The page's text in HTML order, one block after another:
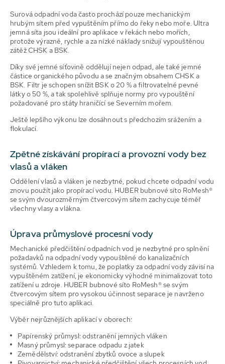
Surová odpadní voda často prochází pouze mechanickým
hrubým sítem před vypuštěním přímo do řeky nebo moře. Ultra
jemná síta jsou ideální pro aplikace v řekách nebo mořích,
protože výrazně, rychle a za nízké náklady snižují vypouštěnou
zátěž CHSK a BSK.
Díky své jemné síťovině oddělují nejen odpad, ale také jemné
částice organického původu a se značným obsahem CHSK a
BSK. Filtr je schopen snížit BSK o 20 % a filtrovatelné pevné
látky o 50 %, a tak spolehlivě splňuje normy pro vypouštění
požadované pro státy hraničící se Severním mořem.
Ještě lepšího výkonu lze dosáhnout s předchozím srážením a
flokulací.
Zpětné získávání propírací a provozní vody bez
vlasů a vláken
Oddělení vlasů a vláken je nezbytné, pokud chcete odpadní vodu
znovu použít jako propírací vodu. HUBER bubnové síto RoMesh®
se svým dvourozměrným čtvercovým sítem zachycuje téměř
všechny vlasy a vlákna.
Úprava průmyslové procesní vody
Mechanické předčištění odpadních vod je nezbytné pro splnění
požadavků na odpadní vody vypouštěné do kanalizačních
systémů. Vzhledem k tomu, že poplatky za odpadní vody závisí na
vypuštěném zatížení, je ekonomicky výhodné minimalizovat toto
zatížení u zdroje. HUBER bubnové síto RoMesh® se svým
čtvercovým sítem pro vysokou účinnost separace je navrženo
speciálně pro tuto aplikaci.
Výběr nejrůznějších aplikací v oborech:
Papírenský průmysl: odstranění jemných vláken
Masný průmysl: separace odpadu z jatek
Zemědělství: odstranění zbytků ovoce a slupek